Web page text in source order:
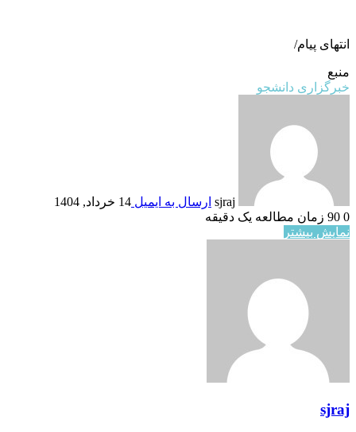
انتهای پیام/
منبع
خبرگزاری دانشجو
sjraj ارسال به ایمیل 14 خرداد, 1404
0
زمان مطالعه یک دقیقه
نمایش بیشتر
sjraj